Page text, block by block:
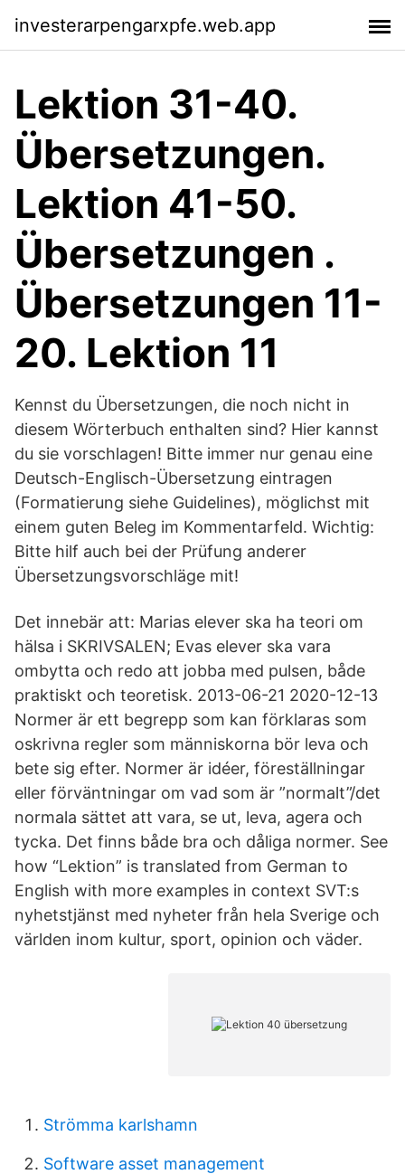
investerarpengarxpfe.web.app
Lektion 31-40.
Übersetzungen.
Lektion 41-50.
Übersetzungen .
Übersetzungen 11-
20. Lektion 11
Kennst du Übersetzungen, die noch nicht in
diesem Wörterbuch enthalten sind? Hier kannst
du sie vorschlagen! Bitte immer nur genau eine
Deutsch-Englisch-Übersetzung eintragen
(Formatierung siehe Guidelines), möglichst mit
einem guten Beleg im Kommentarfeld. Wichtig:
Bitte hilf auch bei der Prüfung anderer
Übersetzungsvorschläge mit!
Det innebär att: Marias elever ska ha teori om
hälsa i SKRIVSALEN; Evas elever ska vara
ombytta och redo att jobba med pulsen, både
praktiskt och teoretisk. 2013-06-21 2020-12-13
Normer är ett begrepp som kan förklaras som
oskrivna regler som människorna bör leva och
bete sig efter. Normer är idéer, föreställningar
eller förväntningar om vad som är ”normalt”/det
normala sättet att vara, se ut, leva, agera och
tycka. Det finns både bra och dåliga normer. See
how “Lektion” is translated from German to
English with more examples in context SVT:s
nyhetstjänst med nyheter från hela Sverige och
världen inom kultur, sport, opinion och väder.
Strömma karlshamn
Software asset management